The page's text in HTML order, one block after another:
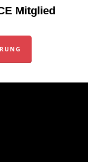
Mitglied